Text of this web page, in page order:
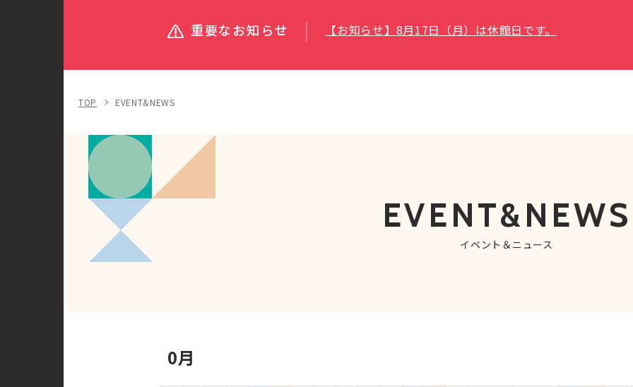
重要なお知らせ 【お知らせ】8月17日（月）は休館日です。
TOP EVENT&NEWS
EVENT&NEWS
イベント＆ニュース
0月